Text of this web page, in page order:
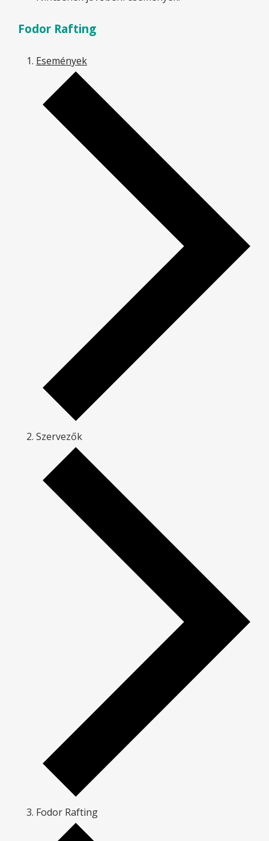
Fodor Rafting
Események
Szervezők
Fodor Rafting